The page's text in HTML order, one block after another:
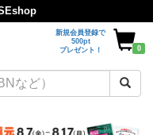
新規会員登録で
500pt
プレゼント！
0